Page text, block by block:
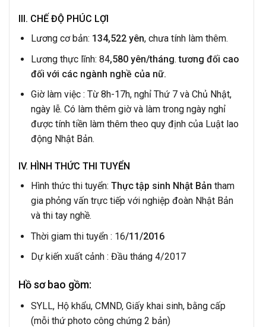
III. CHẾ ĐỘ PHÚC LỢI
Lương cơ bản: 134,522 yên, chưa tính làm thêm.
Lương thực lĩnh: 84,580 yên/tháng.tương đối cao
đối với các ngành nghề của nữ.
Giờ làm việc : Từ 8h-17h, nghỉ Thứ 7 và Chủ Nhật,
ngày lễ. Có làm thêm giờ và làm trong ngày nghỉ
được tính tiền làm thêm theo quy định của Luật lao
động Nhật Bản.
IV. HÌNH THỨC THI TUYỂN
Hình thức thi tuyển: Thực tập sinh Nhật Bản tham
gia phỏng vấn trực tiếp với nghiệp đoàn Nhật Bản
và thi tay nghề.
Thời giam thi tuyển : 16/11/2016
Dự kiến xuất cảnh : Đầu tháng 4/2017
Hồ sơ bao gồm:
SYLL, Hộ khẩu, CMND, Giấy khai sinh, bằng cấp
(mỗi thứ photo công chứng 2 bản)